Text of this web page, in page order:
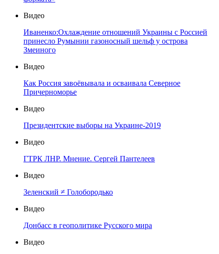
Видео
Иваненко:Охлаждение отношений Украины с Россией
принесло Румынии газоносный шельф у острова
Змеиного
Видео
Как Россия завоёвывала и осваивала Северное
Причерноморье
Видео
Президентские выборы на Украине-2019
Видео
ГТРК ЛНР. Мнение. Сергей Пантелеев
Видео
Зеленский ≠ Голобородько
Видео
Донбасс в геополитике Русского мира
Видео